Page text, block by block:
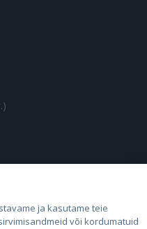
ja kasutame teie
või kordumatuid